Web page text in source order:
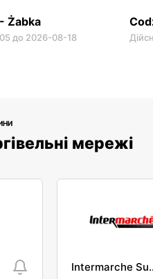
Żabka
до 2026-08-18
мережі